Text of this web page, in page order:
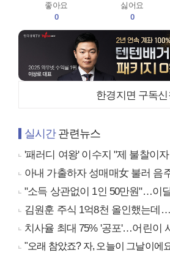
좋아요
0
싫어요
0
한경지면 구독신
실시간관련뉴스
'패러디 여왕' 이수지 "제 불찰이
아내 가출하자 성매매女 불러 음
"소득 상관없이 1인 50만원"…이
김원훈 주식 1억8천 올인했는데
치사율 최대 75% '공포'…어린이
"오래 참았죠? 자, 오늘이 그날이에